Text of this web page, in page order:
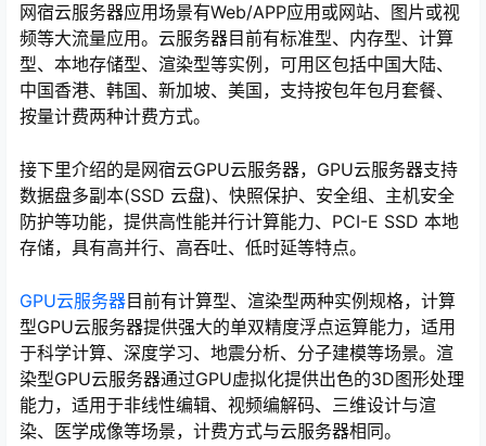
网宿云服务器应用场景有Web/APP应用或网站、图片或视
频等大流量应用。云服务器目前有标准型、内存型、计算
型、本地存储型、渲染型等实例，可用区包括中国大陆、
中国香港、韩国、新加坡、美国，支持按包年包月套餐、
按量计费两种计费方式。
接下里介绍的是网宿云GPU云服务器，GPU云服务器支持
数据盘多副本(SSD 云盘)、快照保护、安全组、主机安全
防护等功能，提供高性能并行计算能力、PCI-E SSD 本地
存储，具有高并行、高吞吐、低时延等特点。
GPU云服务器目前有计算型、渲染型两种实例规格，计算
型GPU云服务器提供强大的单双精度浮点运算能力，适用
于科学计算、深度学习、地震分析、分子建模等场景。渲
染型GPU云服务器通过GPU虚拟化提供出色的3D图形处理
能力，适用于非线性编辑、视频编解码、三维设计与渲
染、医学成像等场景，计费方式与云服务器相同。